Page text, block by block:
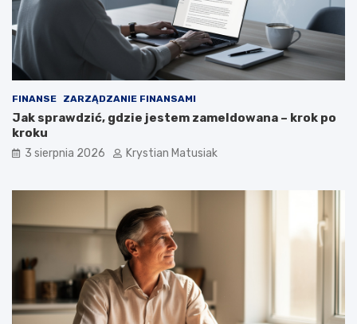
FINANSE ZARZĄDZANIE FINANSAMI
Jak sprawdzić, gdzie jestem zameldowana – krok po
kroku
3 sierpnia 2026 Krystian Matusiak